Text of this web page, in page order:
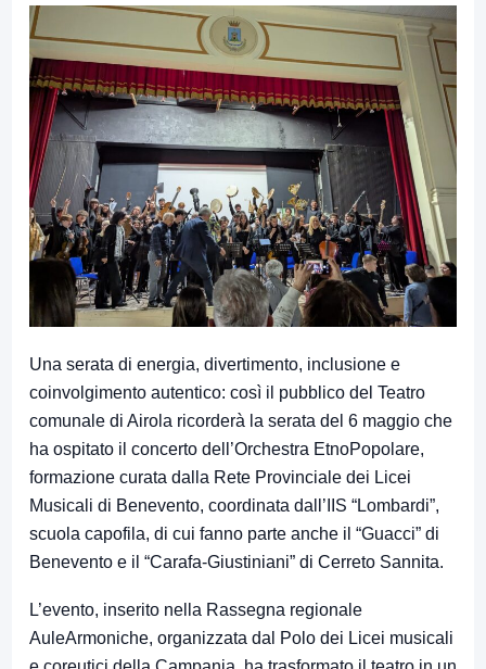
Una serata di energia, divertimento, inclusione e
coinvolgimento autentico: così il pubblico del Teatro
comunale di Airola ricorderà la serata del 6 maggio che
ha ospitato il concerto dell’Orchestra EtnoPopolare,
formazione curata dalla Rete Provinciale dei Licei
Musicali di Benevento, coordinata dall’IIS “Lombardi”,
scuola capofila, di cui fanno parte anche il “Guacci” di
Benevento e il “Carafa-Giustiniani” di Cerreto Sannita.
L’evento, inserito nella Rassegna regionale
AuleArmoniche, organizzata dal Polo dei Licei musicali